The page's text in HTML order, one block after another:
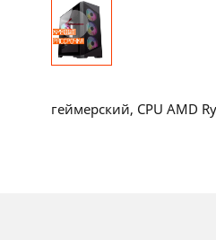
геймерский, CPU AMD